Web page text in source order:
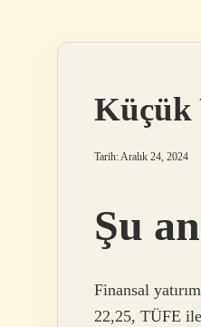
Küçük
Tarih: Aralık 24, 2024
Şu
Finansal
22,25, TÜFE